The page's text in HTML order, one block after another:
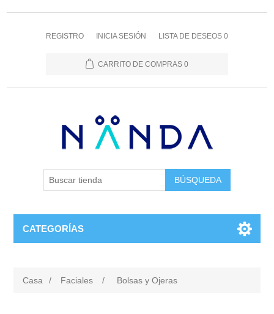
REGISTRO INICIA SESIÓN LISTA DE DESEOS 0
CARRITO DE COMPRAS 0
BÚSQUEDA
CATEGORÍAS
Casa / Faciales / Bolsas y Ojeras